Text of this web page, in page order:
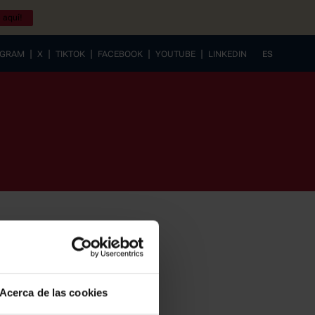
Acerca de las cookies
aquí!
| X | TIKTOK | FACEBOOK | YOUTUBE | LINKEDIN
ES